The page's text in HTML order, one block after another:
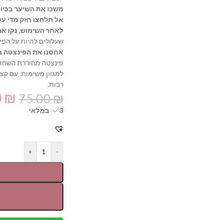
משכו את השיער
אל תלחצו חזק מדי
לאחר השימוש, נקו
שעלולים להיות על
אחסנו את הפינצטה
פינצטה מחוררת
למגוון משימות. עם
רבות.
75.00₪
₪
3 במלאי
-
+